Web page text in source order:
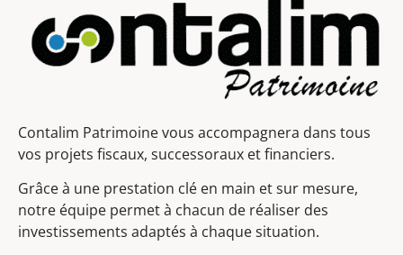
Contalim Patrimoine vous accompagnera dans tous
vos projets fiscaux, successoraux et financiers.
Grâce à une prestation clé en main et sur mesure,
notre équipe permet à chacun de réaliser des
investissements adaptés à chaque situation.